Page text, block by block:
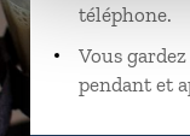
téléphone.
Vous
pendant et